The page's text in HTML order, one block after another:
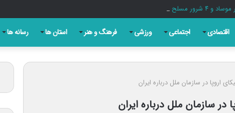
اقتصادی اجتماعی ورزشی فرهنگ و هنر استان ها رسانه ها
اروپا در سازمان ملل درباره ایران
سازمان ملل درباره ایران